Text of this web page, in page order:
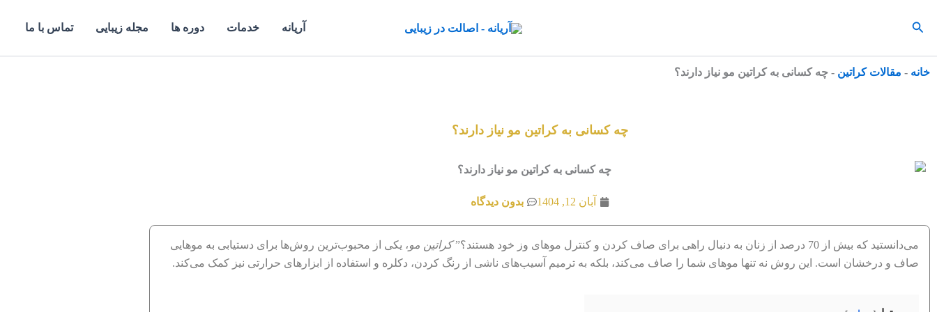
جستجو آریانه خدمات دوره ها مجله زیبایی تماس با ما
خانه - مقالات کراتین - چه کسانی به کراتین مو نیاز دارند؟
چه کسانی به کراتین مو نیاز دارند؟
آبان 12, 1404 بدون دیدگاه
می‌دانستید که بیش از 70 درصد از زنان به دنبال راهی برای صاف کردن و کنترل موهای وز خود هستند؟” کراتین مو، یکی از محبوب‌ترین روش‌ها برای دستیابی به موهایی
صاف و درخشان است. این روش نه تنها موهای شما را صاف می‌کند، بلکه به ترمیم آسیب‌های ناشی از رنگ کردن، دکلره و استفاده از ابزارهای حرارتی نیز کمک می‌کند.